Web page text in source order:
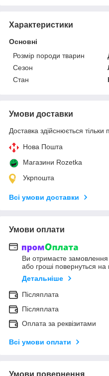
Характеристики
Основні
Розмір породи тварин
Сезон
Стан
Умови доставки
Доставка здійснюється тільки
Нова Пошта
Магазини Rozetka
Укрпошта
Всі умови доставки
Умови оплати
Ви отримаєте замовлення
або гроші повернуться на
Детальніше
Післяплата
Післяплата
Оплата за реквізитами
Всі умови оплати